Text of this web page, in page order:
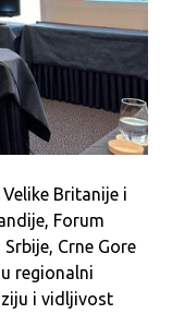
Britanije i
Forum
Crne Gore
regionalni
i vidljivost